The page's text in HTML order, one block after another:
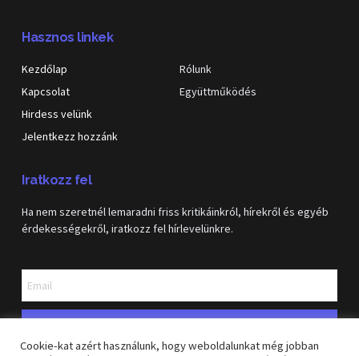
Hasznos linkek
Kezdőlap
Kapcsolat
Hirdess velünk
Jelentkezz hozzánk
Rólunk
Együttműködés
Iratkozz fel
Ha nem szeretnél lemaradni friss kritikáinkról, hírekről és egyéb
érdekességekről, iratkozz fel hírlevelünkre.
Cookie-kat azért használunk, hogy weboldalunkat még jobban